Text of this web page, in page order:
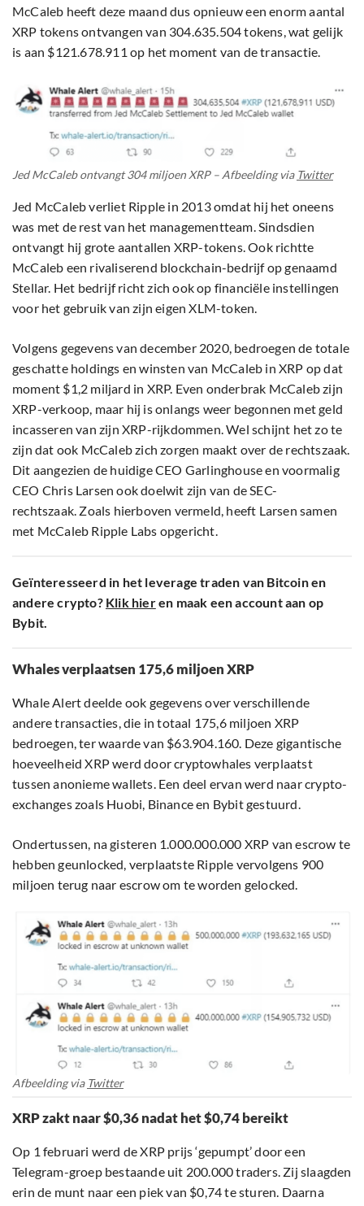
McCaleb heeft deze maand dus opnieuw een enorm aantal
XRP tokens ontvangen van 304.635.504 tokens, wat gelijk
is aan $121.678.911 op het moment van de transactie.
Jed McCaleb ontvangt 304 miljoen XRP – Afbeelding via Twitter
Jed McCaleb verliet Ripple in 2013 omdat hij het oneens
was met de rest van het managementteam. Sindsdien
ontvangt hij grote aantallen XRP-tokens. Ook richtte
McCaleb een ​​rivaliserend blockchain-bedrijf op genaamd
Stellar. Het bedrijf richt zich ook op financiële instellingen
voor het gebruik van zijn eigen XLM-token.
Volgens gegevens van december 2020, bedroegen de totale
geschatte holdings en winsten van McCaleb in XRP op dat
moment $1,2 miljard in XRP. Even onderbrak McCaleb zijn
XRP-verkoop, maar hij is onlangs weer begonnen met geld
incasseren van zijn XRP-rijkdommen. Wel schijnt het zo te
zijn dat ook McCaleb zich zorgen maakt over de rechtszaak.
Dit aangezien de huidige CEO Garlinghouse en voormalig
CEO Chris Larsen ook doelwit zijn van de SEC-
rechtszaak. Zoals hierboven vermeld, heeft Larsen samen
met McCaleb Ripple Labs opgericht.
Geïnteresseerd in het leverage traden van Bitcoin en
andere crypto? Klik hieren maak een account aan op
Bybit.
Whales verplaatsen 175,6 miljoen XRP
Whale Alert deelde ook gegevens over verschillende
andere transacties, die in totaal 175,6 miljoen XRP
bedroegen, ter waarde van $63.904.160. Deze gigantische
hoeveelheid XRP werd door cryptowhales verplaatst
tussen anonieme wallets. Een deel ervan werd naar crypto-
exchanges zoals Huobi, Binance en Bybit gestuurd.
Ondertussen, na gisteren 1.000.000.000 XRP van escrow te
hebben geunlocked, verplaatste Ripple vervolgens 900
miljoen terug naar escrow om te worden gelocked.
Afbeelding via Twitter
XRP zakt naar $0,36 nadat het $0,74 bereikt
Op 1 februari werd de XRP prijs ‘gepumpt’ door een
Telegram-groep bestaande uit 200.000 traders. Zij slaagden
erin de munt naar een piek van $0,74 te sturen. Daarna